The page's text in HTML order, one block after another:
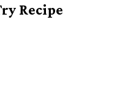
Recipe